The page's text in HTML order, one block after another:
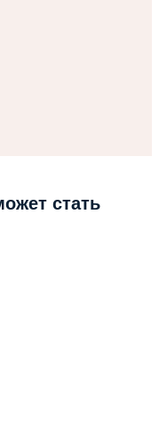
стать